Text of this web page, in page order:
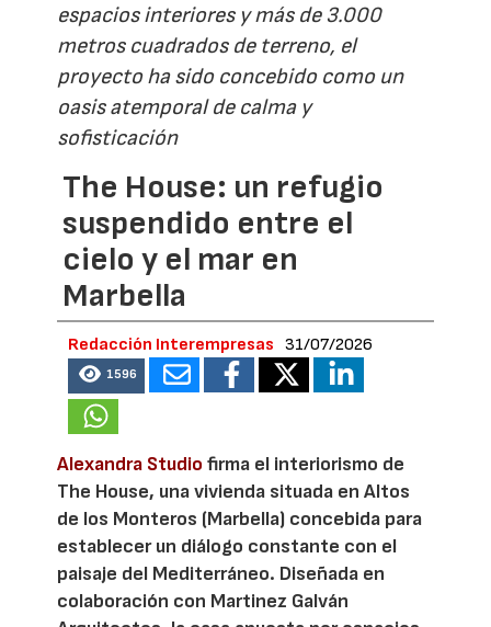
espacios interiores y más de 3.000
metros cuadrados de terreno, el
proyecto ha sido concebido como un
oasis atemporal de calma y
sofisticación
The House: un refugio
suspendido entre el
cielo y el mar en
Marbella
Redacción Interempresas 31/07/2026
1596
Alexandra Studio firma el interiorismo de
The House, una vivienda situada en Altos
de los Monteros (Marbella) concebida para
establecer un diálogo constante con el
paisaje del Mediterráneo. Diseñada en
colaboración con Martinez Galván